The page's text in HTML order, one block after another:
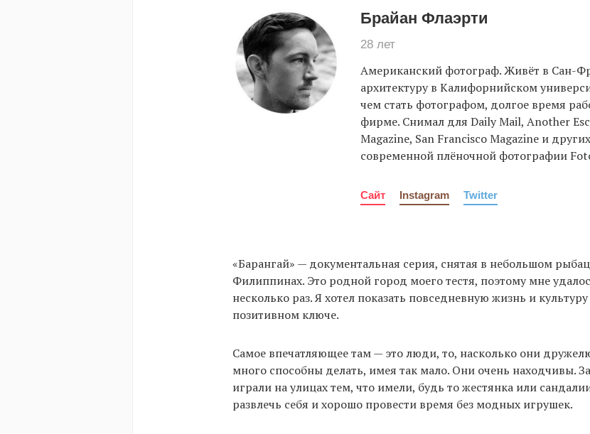
Брайан Флаэрти
28 лет
Американский фотограф. Живёт в Сан-
архитектуру в Калифорнийском
чем стать фотографом, долгое время
фирме. Снимал для Daily Mail, Another
Magazine, San Francisco Magazine и
современной плёночной фотографии
Сайт Instagram Twitter
«Барангай» — документальная серия, снятая в небольшом
Филиппинах. Это родной город моего тестя, поэтому мне
несколько раз. Я хотел показать повседневную жизнь и
позитивном ключе.
Самое впечатляющее там — это люди, то, насколько они
много способны делать, имея так мало. Они очень находчивы.
играли на улицах тем, что имели, будь то жестянка или
развлечь себя и хорошо провести время без модных игрушек.